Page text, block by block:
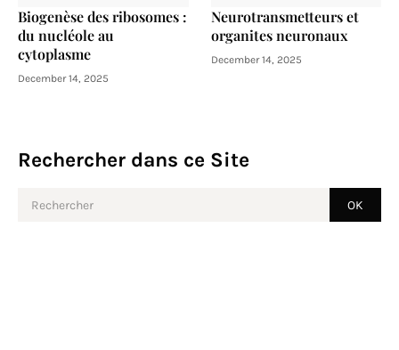
Biogenèse des ribosomes :
du nucléole au
cytoplasme
December 14, 2025
Neurotransmetteurs et
organites neuronaux
December 14, 2025
Rechercher dans ce Site